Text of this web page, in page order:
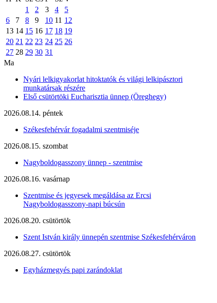
1
2 3 4
5
6
7 8 9 10 11 12
13 14 15 16 17 18 19
20 21 22 23 24 25 26
27 28 29 30 31
Ma
Nyári lelkigyakorlat hitoktatók és világi lelkipásztori
munkatársak részére
Első csütörtöki Eucharisztia ünnep (Öreghegy)
2026.08.14. péntek
Székesfehérvár fogadalmi szentmiséje
2026.08.15. szombat
Nagyboldogasszony ünnep - szentmise
2026.08.16. vasárnap
Szentmise és jegyesek megáldása az Ercsi
Nagyboldogasszony-napi búcsún
2026.08.20. csütörtök
Szent István király ünnepén szentmise Székesfehérváron
2026.08.27. csütörtök
Egyházmegyés papi zarándoklat